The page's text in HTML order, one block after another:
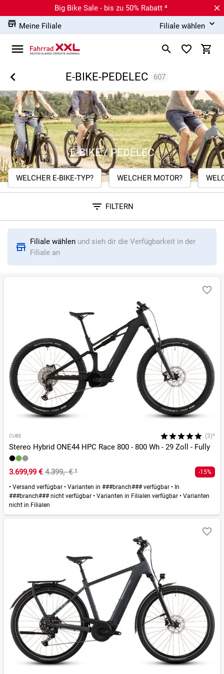
Big Bike Sale - bis zu 50% Rabatt ⁴
Meine Filiale
Filiale wählen
E-BIKE-PEDELEC 607
E-BIKE / PEDELEC
WELCHER E-BIKE-TYP? WELCHER MOTOR?
FILTERN
Sortieren nach
RELEVANZ
BESTSELLER ERSPARNIS IN %
Filiale wählen und sieh dir die Verfügbarkeit in der
Filiale an
CUBE (3)*
Stereo Hybrid ONE44 HPC Race 800 - 800 Wh - 29 Zoll - Fully
3.699,99 € 4.399,- €¹ -15%
• Versand verfügbar • Varianten in ###branch### verfügbar • In
###branch### nicht verfügbar • Varianten in Filialen verfügbar • Varianten
nicht in Filialen